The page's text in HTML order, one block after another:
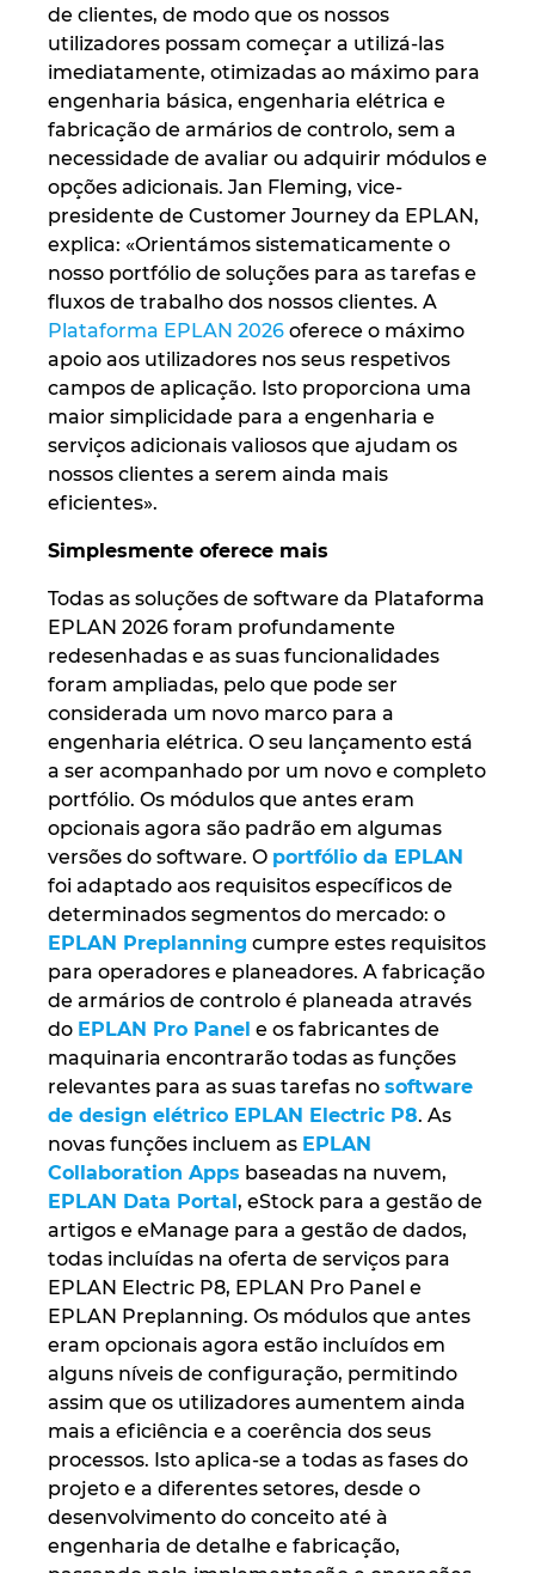
de clientes, de modo que os nossos
utilizadores possam começar a utilizá-las
imediatamente, otimizadas ao máximo para
engenharia básica, engenharia elétrica e
fabricação de armários de controlo, sem a
necessidade de avaliar ou adquirir módulos e
opções adicionais. Jan Fleming, vice-
presidente de Customer Journey da EPLAN,
explica: «Orientámos sistematicamente o
nosso portfólio de soluções para as tarefas e
fluxos de trabalho dos nossos clientes. A
Plataforma EPLAN 2026 oferece o máximo
apoio aos utilizadores nos seus respetivos
campos de aplicação. Isto proporciona uma
maior simplicidade para a engenharia e
serviços adicionais valiosos que ajudam os
nossos clientes a serem ainda mais
eficientes».
Simplesmente oferece mais
Todas as soluções de software da Plataforma
EPLAN 2026 foram profundamente
redesenhadas e as suas funcionalidades
foram ampliadas, pelo que pode ser
considerada um novo marco para a
engenharia elétrica. O seu lançamento está
a ser acompanhado por um novo e completo
portfólio. Os módulos que antes eram
opcionais agora são padrão em algumas
versões do software. O portfólio da EPLAN
foi adaptado aos requisitos específicos de
determinados segmentos do mercado: o
EPLAN Preplanning cumpre estes requisitos
para operadores e planeadores. A fabricação
de armários de controlo é planeada através
do EPLAN Pro Panel e os fabricantes de
maquinaria encontrarão todas as funções
relevantes para as suas tarefas no software
de design elétrico EPLAN Electric P8. As
novas funções incluem as EPLAN
Collaboration Apps baseadas na nuvem,
EPLAN Data Portal , eStock para a gestão de
artigos e eManage para a gestão de dados,
todas incluídas na oferta de serviços para
EPLAN Electric P8, EPLAN Pro Panel e
EPLAN Preplanning. Os módulos que antes
eram opcionais agora estão incluídos em
alguns níveis de configuração, permitindo
assim que os utilizadores aumentem ainda
mais a eficiência e a coerência dos seus
processos. Isto aplica-se a todas as fases do
projeto e a diferentes setores, desde o
desenvolvimento do conceito até à
engenharia de detalhe e fabricação,
Norway
Peru
Philippines
Poland
Portugal
Romania
Serbia
Singapore
Slovakia
Slovenia
South Africa
South Korea
Spain
Sweden
Switzerland
Thailand
Turkey
Ukraine
United Arab Emirates
United Kingdom
United States